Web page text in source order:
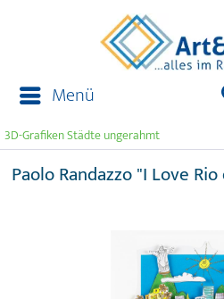
Menü
3D-Grafiken Städte ungerahmt
Paolo Randazzo "I Love